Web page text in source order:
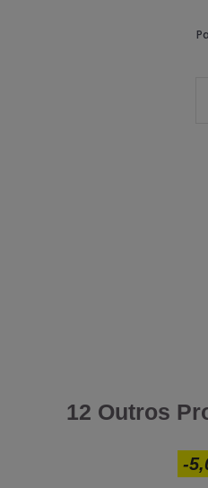
12 Outros
-